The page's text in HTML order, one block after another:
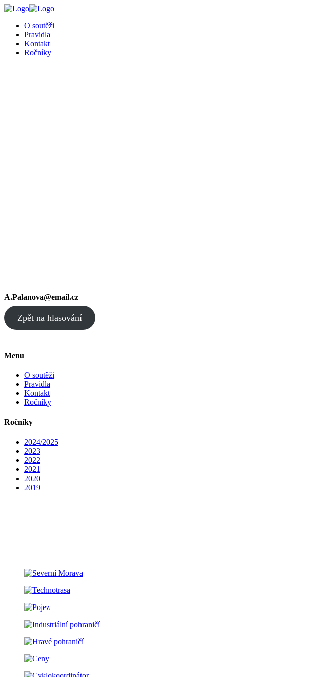
O soutěži
Pravidla
Kontakt
Ročníky
A.Palanova@email.cz
Zpět na hlasování
Menu
O soutěži
Pravidla
Kontakt
Ročníky
Ročníky
2024/2025
2023
2022
2021
2020
2019